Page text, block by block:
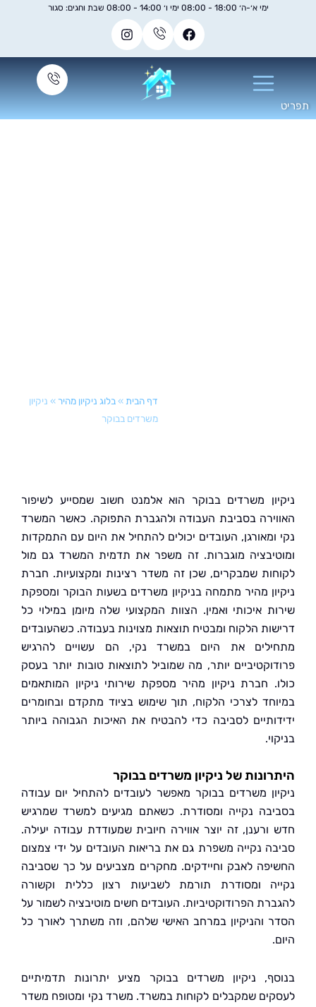
»בלוג ניקיון מהיר »ניקיון
משרדים בבוקר
משרדים בבוקר הוא אלמנט חשוב שמסייע לשיפור
בסביבת העבודה ולהגברת התפוקה. כאשר המשרד
העובדים יכולים להתחיל את היום עם התמקדות
מוגברות. זה משפר את תדמית המשרד גם מול
שמבקרים, שכן זה משדר רצינות ומקצועיות. חברת
מהיר מתמחה בניקיון משרדים בשעות הבוקר ומספקת
איכותי ואמין. הצוות המקצועי שלה מיומן במילוי כל
הלקוח ומבטיח תוצאות מצוינות בעבודה. כשהעובדים
את היום במשרד נקי, הם עשויים להרגיש
יותר, מה שמוביל לתוצאות טובות יותר בעסק
חברת ניקיון מהיר מספקת שירותי ניקיון המותאמים
לצרכי הלקוח, תוך שימוש בציוד מתקדם ובחומרים
לסביבה כדי להבטיח את האיכות הגבוהה ביותר
של ניקיון משרדים בבוקר
משרדים בבוקר מאפשר לעובדים להתחיל יום עבודה
נקייה ומסודרת. כשאתם מגיעים למשרד שמרגיש
זה יוצר אווירה חיובית שמעודדת עבודה יעילה.
נקייה משפרת גם את בריאות העובדים על ידי צמצום
לאבק וחיידקים. מחקרים מצביעים על כך שסביבה
ומסודרת תורמת לשביעות רצון כללית וקשורה
הפרודוקטיביות. העובדים חשים מוטיבציה לשמור על
והניקיון במרחב האישי שלהם, וזה משתרך לאורך כל
ניקיון משרדים בבוקר מציע יתרונות תדמיתיים
שמקבלים לקוחות במשרד. משרד נקי ומטופח משדר